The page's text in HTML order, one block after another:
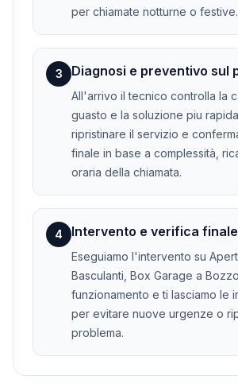
per chiamate notturne o festive.
3 Diagnosi e preventivo sul
All'arrivo il tecnico controlla la
guasto e la soluzione piu
ripristinare il servizio e
finale in base a complessità,
oraria della chiamata.
4 Intervento e verifica finale
Eseguiamo l'intervento su
Basculanti, Box Garage a
funzionamento e ti lasciamo le
per evitare nuove urgenze o
problema.